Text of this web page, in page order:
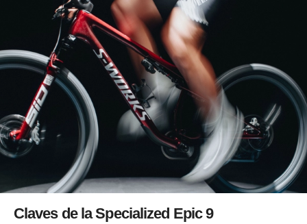
Claves de la Specialized Epic 9